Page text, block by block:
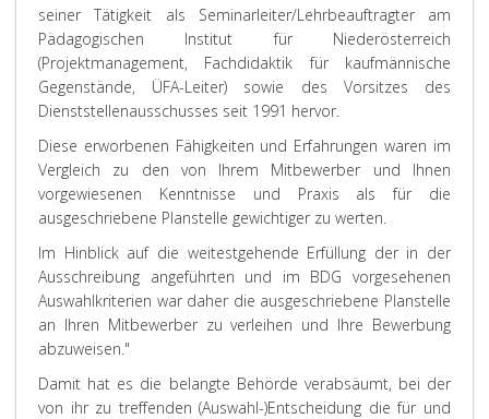
seiner Tätigkeit als Seminarleiter/Lehrbeauftragter am
Pädagogischen Institut für Niederösterreich
(Projektmanagement, Fachdidaktik für kaufmännische
Gegenstände, ÜFA-Leiter) sowie des Vorsitzes des
Dienststellenausschusses seit 1991 hervor.
Diese erworbenen Fähigkeiten und Erfahrungen waren im
Vergleich zu den von Ihrem Mitbewerber und Ihnen
vorgewiesenen Kenntnisse und Praxis als für die
ausgeschriebene Planstelle gewichtiger zu werten.
Im Hinblick auf die weitestgehende Erfüllung der in der
Ausschreibung angeführten und im BDG vorgesehenen
Auswahlkriterien war daher die ausgeschriebene Planstelle
an Ihren Mitbewerber zu verleihen und Ihre Bewerbung
abzuweisen."
Damit hat es die belangte Behörde verabsäumt, bei der
von ihr zu treffenden (Auswahl-)Entscheidung die für und